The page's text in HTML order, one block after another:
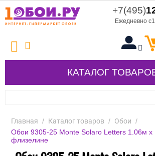
+7(495)
Ежедневно
КАТАЛОГ
Главная / Каталог товаров / Обои /
Обои 9305-25 Monte Solaro Letters 1.06м x
флизелине